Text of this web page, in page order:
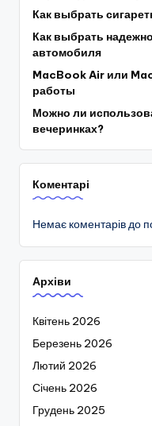
Как выбрать
Как выбрать
автомобиля
MacBook Air или
работы
Можно ли
вечеринках?
Коментарі
Немає коментарів до
Архіви
Квітень 2026
Березень 2026
Лютий 2026
Січень 2026
Грудень 2025